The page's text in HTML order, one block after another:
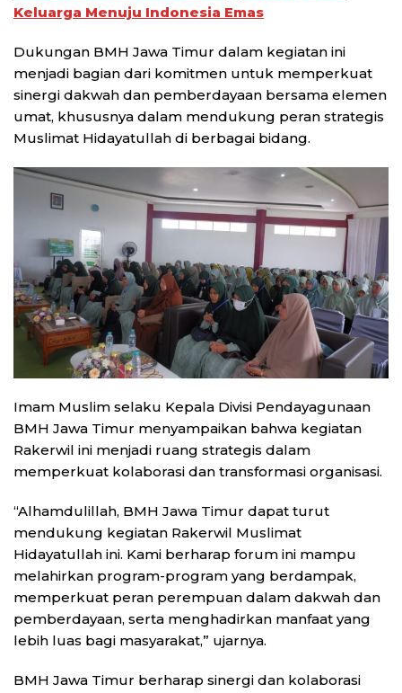
Keluarga Menuju Indonesia Emas
Dukungan BMH Jawa Timur dalam kegiatan ini
menjadi bagian dari komitmen untuk memperkuat
sinergi dakwah dan pemberdayaan bersama elemen
umat, khususnya dalam mendukung peran strategis
Muslimat Hidayatullah di berbagai bidang.
Imam Muslim selaku Kepala Divisi Pendayagunaan
BMH Jawa Timur menyampaikan bahwa kegiatan
Rakerwil ini menjadi ruang strategis dalam
memperkuat kolaborasi dan transformasi organisasi.
“Alhamdulillah, BMH Jawa Timur dapat turut
mendukung kegiatan Rakerwil Muslimat
Hidayatullah ini. Kami berharap forum ini mampu
melahirkan program-program yang berdampak,
memperkuat peran perempuan dalam dakwah dan
pemberdayaan, serta menghadirkan manfaat yang
lebih luas bagi masyarakat,” ujarnya.
BMH Jawa Timur berharap sinergi dan kolaborasi